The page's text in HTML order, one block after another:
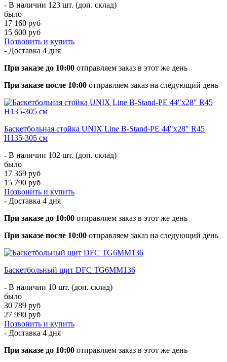
- В наличии 123 шт. (доп. склад)
было
17 160 руб
15 600 руб
Позвонить и купить
- Доставка 4 дня
При заказе до 10:00 отправляем заказ в этот же день
При заказе после 10:00 отправляем заказ на следующий день
Баскетбольная стойка UNIX Line B-Stand-PE 44"x28" R45
H135-305 см
- В наличии 102 шт. (доп. склад)
было
17 369 руб
15 790 руб
Позвонить и купить
- Доставка 4 дня
При заказе до 10:00 отправляем заказ в этот же день
При заказе после 10:00 отправляем заказ на следующий день
Баскетбольный щит DFC TG6MM136
- В наличии 10 шт. (доп. склад)
было
30 789 руб
27 990 руб
Позвонить и купить
- Доставка 4 дня
При заказе до 10:00 отправляем заказ в этот же день